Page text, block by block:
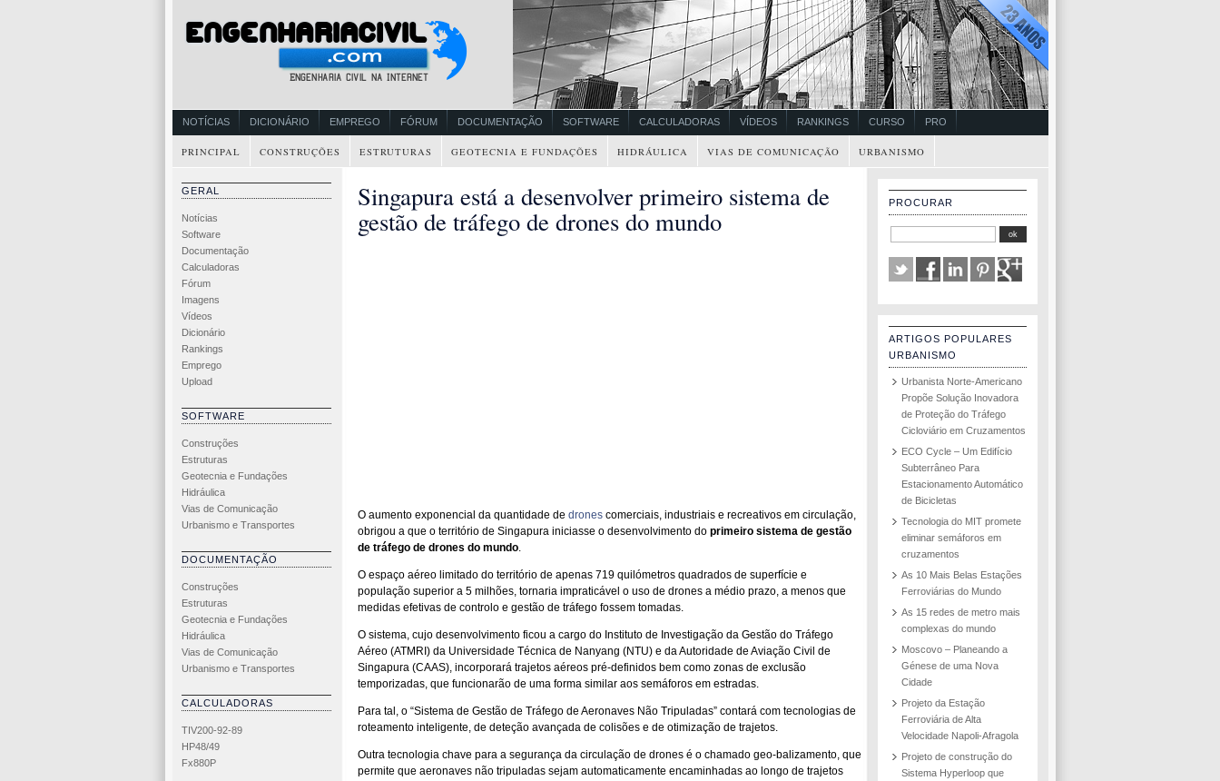
NOTÍCIAS DICIONÁRIO EMPREGO FÓRUM DOCUMENTAÇÃO SOFTWARE CALCULADORAS VÍDEOS RANKINGS CURSO PRO
PRINCIPAL CONSTRUÇÕES ESTRUTURAS GEOTECNIA E FUNDAÇÕES HIDRÁULICA VIAS DE COMUNICAÇÃO URBANISMO
GERAL
Notícias
Software
Documentação
Calculadoras
Fórum
Imagens
Vídeos
Dicionário
Rankings
Emprego
Upload
SOFTWARE
Construções
Estruturas
Geotecnia e Fundações
Hidráulica
Vias de Comunicação
Urbanismo e Transportes
DOCUMENTAÇÃO
Construções
Estruturas
Geotecnia e Fundações
Hidráulica
Vias de Comunicação
Urbanismo e Transportes
CALCULADORAS
TIV200-92-89
HP48/49
Fx880P
Singapura está a desenvolver primeiro sistema de
gestão de tráfego de drones do mundo
O aumento exponencial da quantidade de dronescomerciais, industriais e recreativos em circulação,
obrigou a que o território de Singapura iniciasse o desenvolvimento do primeiro sistema de gestão
de tráfego de drones do mundo.
O espaço aéreo limitado do território de apenas 719 quilómetros quadrados de superfície e
população superior a 5 milhões, tornaria impraticável o uso de drones a médio prazo, a menos que
medidas efetivas de controlo e gestão de tráfego fossem tomadas.
O sistema, cujo desenvolvimento ficou a cargo do Instituto de Investigação da Gestão do Tráfego
Aéreo (ATMRI) da Universidade Técnica de Nanyang (NTU) e da Autoridade de Aviação Civil de
Singapura (CAAS), incorporará trajetos aéreos pré-definidos bem como zonas de exclusão
temporizadas, que funcionarão de uma forma similar aos semáforos em estradas.
Para tal, o “Sistema de Gestão de Tráfego de Aeronaves Não Tripuladas” contará com tecnologias de
roteamento inteligente, de deteção avançada de colisões e de otimização de trajetos.
Outra tecnologia chave para a segurança da circulação de drones é o chamado geo-balizamento, que
permite que aeronaves não tripuladas sejam automaticamente encaminhadas ao longo de trajetos
PROCURAR
ARTIGOS POPULARES
URBANISMO
Urbanista Norte-Americano
Propõe Solução Inovadora
de Proteção do Tráfego
Cicloviário em Cruzamentos
ECO Cycle – Um Edifício
Subterrâneo Para
Estacionamento Automático
de Bicicletas
Tecnologia do MIT promete
eliminar semáforos em
cruzamentos
As 10 Mais Belas Estações
Ferroviárias do Mundo
As 15 redes de metro mais
complexas do mundo
Moscovo – Planeando a
Génese de uma Nova
Cidade
Projeto da Estação
Ferroviária de Alta
Velocidade Napoli-Afragola
Projeto de construção do
Sistema Hyperloop que